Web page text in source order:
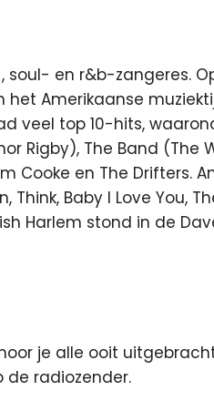
soul- en r&b-zangeres.
Amerikaanse
veel top 10-hits,
Rigby), The Band (The
Cooke en The Drifters.
Baby I Love You,
Harlem stond in de
je alle ooit
de radiozender.